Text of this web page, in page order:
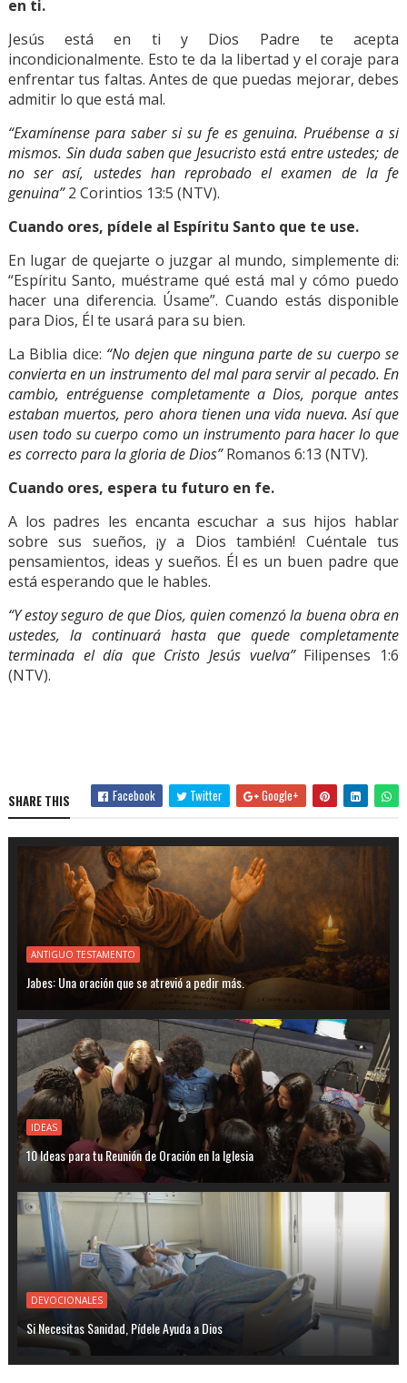
en ti.
Jesús está en ti y Dios Padre te acepta
incondicionalmente. Esto te da la libertad y el coraje para
enfrentar tus faltas. Antes de que puedas mejorar, debes
admitir lo que está mal.
“Examínense para saber si su fe es genuina. Pruébense a sí
mismos. Sin duda saben que Jesucristo está entre ustedes; de
no ser así, ustedes han reprobado el examen de la fe
genuina”2 Corintios 13:5 (NTV).
Cuando ores, pídele al Espíritu Santo que te use.
En lugar de quejarte o juzgar al mundo, simplemente di:
“Espíritu Santo, muéstrame qué está mal y cómo puedo
hacer una diferencia. Úsame”. Cuando estás disponible
para Dios, Él te usará para su bien.
La Biblia dice: “No dejen que ninguna parte de su cuerpo se
convierta en un instrumento del mal para servir al pecado. En
cambio, entréguense completamente a Dios, porque antes
estaban muertos, pero ahora tienen una vida nueva. Así que
usen todo su cuerpo como un instrumento para hacer lo que
es correcto para la gloria de Dios”Romanos 6:13 (NTV).
Cuando ores, espera tu futuro en fe.
A los padres les encanta escuchar a sus hijos hablar
sobre sus sueños, ¡y a Dios también! Cuéntale tus
pensamientos, ideas y sueños. Él es un buen padre que
está esperando que le hables.
“Y estoy seguro de que Dios, quien comenzó la buena obra en
ustedes, la continuará hasta que quede completamente
terminada el día que Cristo Jesús vuelva” Filipenses 1:6
(NTV).
SHARE THIS Facebook Twitter Google+
ANTIGUO TESTAMENTO
Jabes: Una oración que se atrevió a pedir más.
IDEAS
10 Ideas para tu Reunión de Oración en la Iglesia
DEVOCIONALES
Si Necesitas Sanidad, Pídele Ayuda a Dios